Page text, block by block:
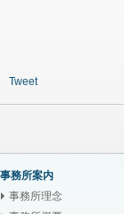
Tweet
事務所案内
事務所理念